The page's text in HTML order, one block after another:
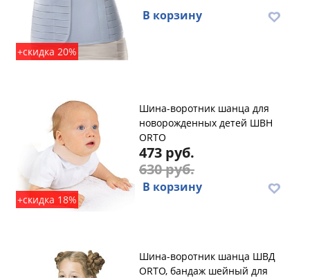
+скидка 20%
В корзину
+скидка 18%
Шина-воротник шанца для
новорожденных детей ШВН
ORTO
473 руб.
630 руб.
В корзину
Шина-воротник шанца ШВД
ORTO, бандаж шейный для